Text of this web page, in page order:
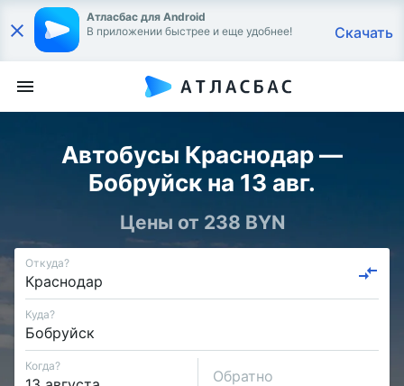
Атласбас для Android
В приложении быстрее и еще удобнее!
Скачать
Автобусы Краснодар —
Бобруйск на 13 авг.
Цены от 238 BYN
Откуда?
Куда?
Когда?
Обратно